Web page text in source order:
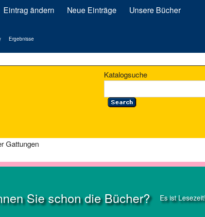
Eintrag ändern Neue Einträge Unsere Bücher
Ergebnisse
Katalogsuche
Gattungen
Sie schon die Bücher? Es ist